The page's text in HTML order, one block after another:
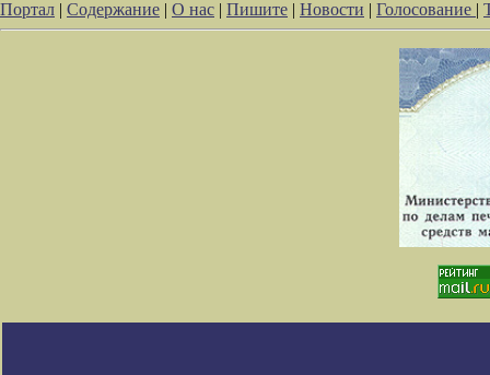
Портал | Содержание | О нас | Пишите | Новости | Голосование |